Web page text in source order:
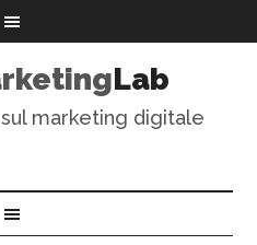
Lab
marketing digitale